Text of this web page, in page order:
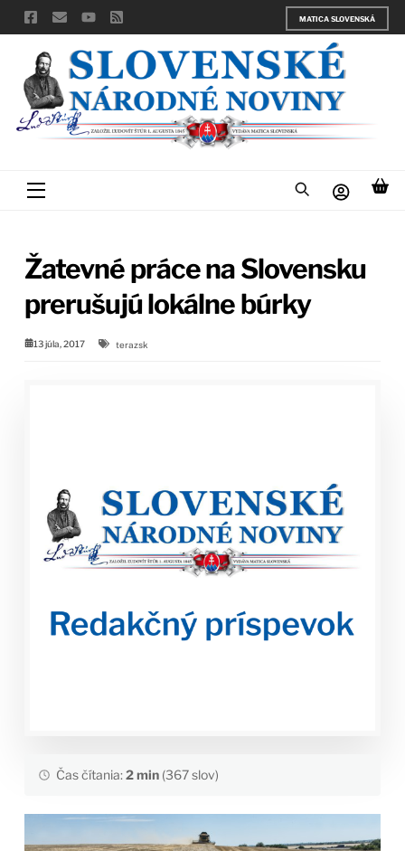
Skip
to
content
MATICA SLOVENSKÁ
Menu
Žatevné práce na Slovensku
prerušujú lokálne búrky
13 júla, 2017 terazsk
Čas čítania:2 min(367 slov)